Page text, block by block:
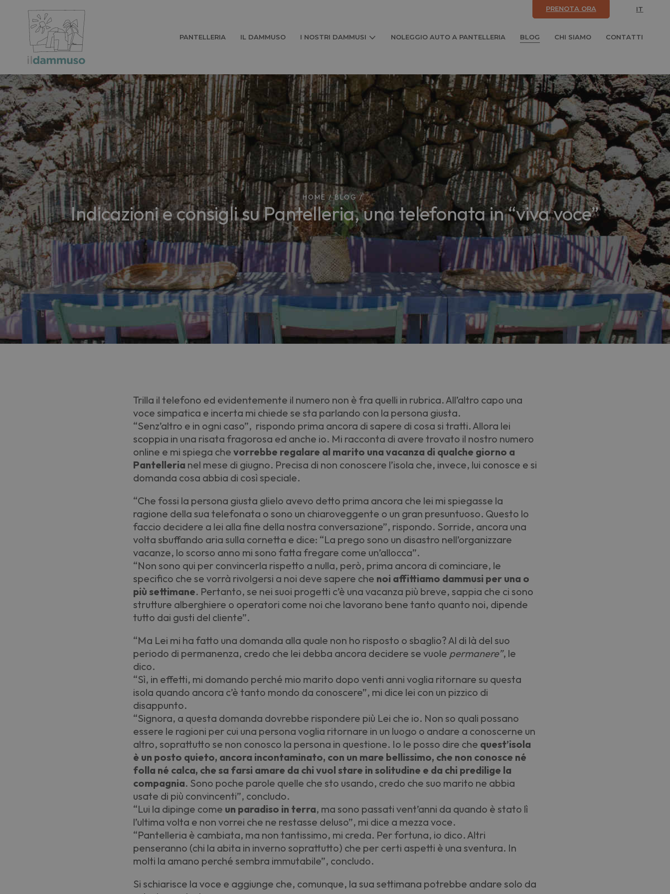
PANTELLERIA IL DAMMUSO I NOSTRI DAMMUSI NOLEGGIO AUTO A PANTELLERIA BLOG CHI SIAMO CONTATTI
IT
PRENOTA ORA
HOME /BLOG /
Indicazioni e consigli su Pantelleria, una telefonata in “viva voce”
Trilla il telefono ed evidentemente il numero non è fra quelli in rubrica. All’altro capo una
voce simpatica e incerta mi chiede se sta parlando con la persona giusta.
“Senz’altro e in ogni caso”, rispondo prima ancora di sapere di cosa si tratti. Allora lei
scoppia in una risata fragorosa ed anche io. Mi racconta di avere trovato il nostro numero
online e mi spiega che vorrebbe regalare al marito una vacanza di qualche giorno a
Pantelleria nel mese di giugno. Precisa di non conoscere l’isola che, invece, lui conosce e si
domanda cosa abbia di così speciale.
“Che fossi la persona giusta glielo avevo detto prima ancora che lei mi spiegasse la
ragione della sua telefonata o sono un chiaroveggente o un gran presuntuoso. Questo lo
faccio decidere a lei alla fine della nostra conversazione”, rispondo. Sorride, ancora una
volta sbuffando aria sulla cornetta e dice: “La prego sono un disastro nell’organizzare
vacanze, lo scorso anno mi sono fatta fregare come un’allocca”.
“Non sono qui per convincerla rispetto a nulla, però, prima ancora di cominciare, le
specifico che se vorrà rivolgersi a noi deve sapere che noi affittiamo dammusi per una o
più settimane. Pertanto, se nei suoi progetti c’è una vacanza più breve, sappia che ci sono
strutture alberghiere o operatori come noi che lavorano bene tanto quanto noi, dipende
tutto dai gusti del cliente”.
“Ma Lei mi ha fatto una domanda alla quale non ho risposto o sbaglio? Al di là del suo
periodo di permanenza, credo che lei debba ancora decidere se vuole permanere”, le
dico.
“Sì, in effetti, mi domando perché mio marito dopo venti anni voglia ritornare su questa
isola quando ancora c’è tanto mondo da conoscere”, mi dice lei con un pizzico di
disappunto.
“Signora, a questa domanda dovrebbe rispondere più Lei che io. Non so quali possano
essere le ragioni per cui una persona voglia ritornare in un luogo o andare a conoscerne un
altro, soprattutto se non conosco la persona in questione. Io le posso dire che quest’isola
è un posto quieto, ancora incontaminato, con un mare bellissimo, che non conosce né
folla né calca, che sa farsi amare da chi vuol stare in solitudine e da chi predilige la
compagnia. Sono poche parole quelle che sto usando, credo che suo marito ne abbia
usate di più convincenti”, concludo.
“Lui la dipinge come un paradiso in terra, ma sono passati vent’anni da quando è stato lì
l’ultima volta e non vorrei che ne restasse deluso”, mi dice a mezza voce.
“Pantelleria è cambiata, ma non tantissimo, mi creda. Per fortuna, io dico. Altri
penseranno (chi la abita in inverno soprattutto) che per certi aspetti è una sventura. In
molti la amano perché sembra immutabile”, concludo.
Si schiarisce la voce e aggiunge che, comunque, la sua settimana potrebbe andare solo da